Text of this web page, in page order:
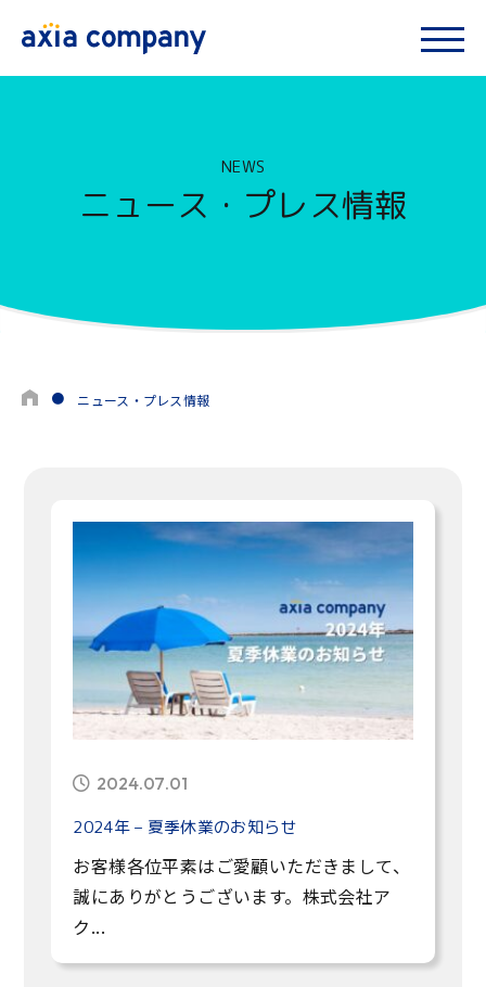
NEWS
ニュース・プレス情報
ニュース・プレス情報
2024.07.01
2024年 – 夏季休業のお知らせ
お客様各位平素はご愛顧いただきまして、
誠にありがとうございます。株式会社ア
ク...